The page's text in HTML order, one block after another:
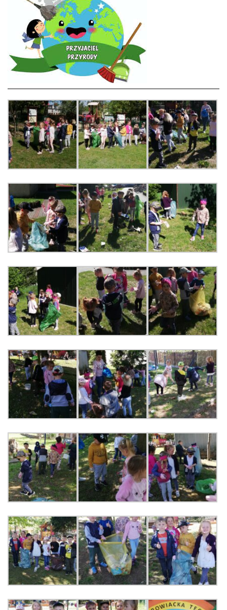
LEŚNE PSZCZÓŁKI – BYSŁAW
ŻABKI – BYSŁAW
SOWY – BYSŁAW
WIEWIÓRKI – BYSŁAW
MISIE – BYSŁAW
PSZCZÓŁKI – LUBIEWO
WIEWIÓRKI – LUBIEWO
ŻABKI – LUBIEWO
WIEWIÓRKI – SUCHA
PRACOWNICY
STATUT I STANDARDY
OCHRONY MAŁOLETNICH
PROCEDURY I REGULAMINY
RADOŚĆ – ZABAWA – NAUKA
NASZA KONCEPCJA
ROCZNY PLAN PRACY
KORZYSTANIE Z TIK
PROGRAMY
UROCZYSTOŚCI
OSIĄGNIĘCIA
KONKURSY
NASI PRZYJACIELE